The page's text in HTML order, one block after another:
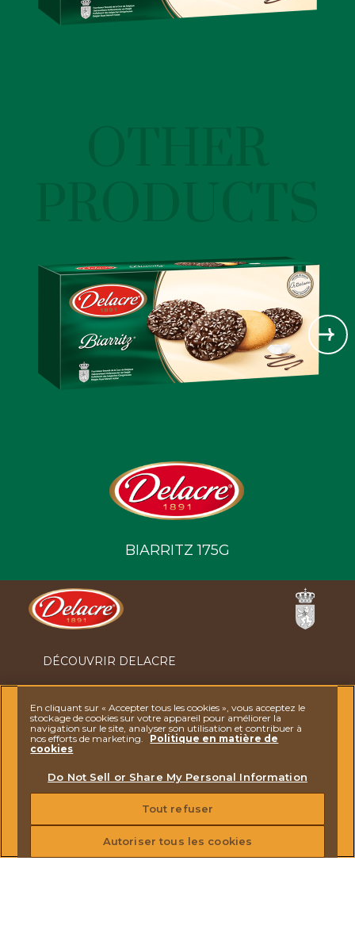
BIARRITZ 175G
DÉCOUVRIR DELACRE
NOS BISCUITS
ACTUALITÉS
CONTACTEZ-NOUS
REJOIGNEZ-NOUS
En cliquant sur « Accepter tous les cookies », vous acceptez le
stockage de cookies sur votre appareil pour améliorer la
navigation sur le site, analyser son utilisation et contribuer à
nos efforts de marketing.
Politique en matière de
cookies
Do Not Sell or Share My Personal Information
Tout refuser
Autoriser tous les cookies